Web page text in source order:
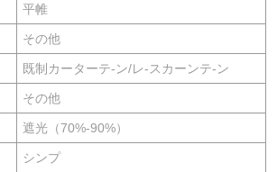
平帷
その他
既制カーターテ-ン/レ-スカーンテ-ン
その他
遮光（70%-90%）
シンプ